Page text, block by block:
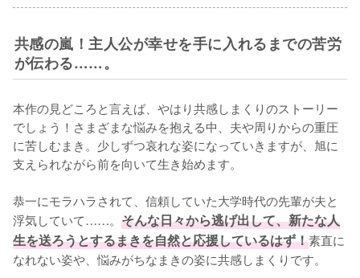
共感の嵐！主人公が幸せを手に入れるまでの苦労
が伝わる……。
本作の見どころと言えば、やはり共感しまくりのストーリー
でしょう！さまざまな悩みを抱える中、夫や周りからの重圧
に苦しむまき。少しずつ哀れな姿になっていきますが、旭に
支えられながら前を向いて生き始めます。
恭一にモラハラされて、信頼していた大学時代の先輩が夫と
浮気していて……。 そんな日々から逃げ出して、新たな人
生を送ろうとするまきを自然と応援しているはず！素直に
なれない姿や、悩みがちなまきの姿に共感しまくりです。